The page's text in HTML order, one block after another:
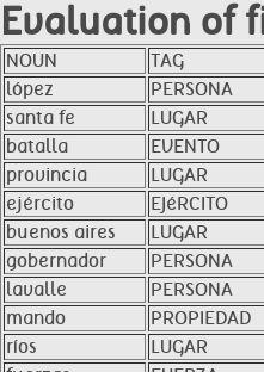
Evaluation of
NOUN TAG
lópez
PERSONA
santa fe
LUGAR
batalla
EVENTO
provincia
LUGAR
ejército
EJéRCITO
buenos aires
LUGAR
gobernador
PERSONA
lavalle
PERSONA
mando
PROPIEDAD
ríos
LUGAR